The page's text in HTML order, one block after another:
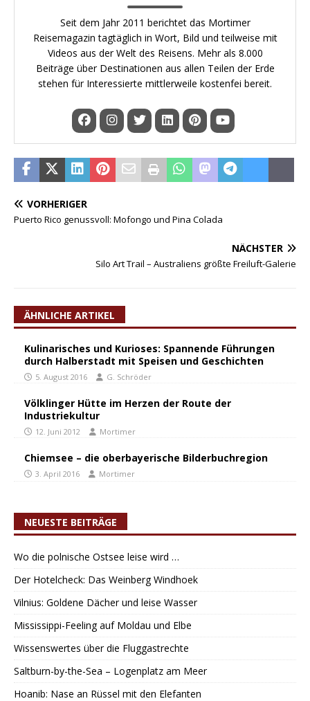
Seit dem Jahr 2011 berichtet das Mortimer
Reisemagazin tagtäglich in Wort, Bild und teilweise mit
Videos aus der Welt des Reisens. Mehr als 8.000
Beiträge über Destinationen aus allen Teilen der Erde
stehen für Interessierte mittlerweile kostenfei bereit.
VORHERIGER
Puerto Rico genussvoll: Mofongo und Pina Colada
NÄCHSTER
Silo Art Trail – Australiens größte Freiluft-Galerie
ÄHNLICHE ARTIKEL
Kulinarisches und Kurioses: Spannende Führungen
durch Halberstadt mit Speisen und Geschichten
5. August 2016 G. Schröder
Völklinger Hütte im Herzen der Route der
Industriekultur
12. Juni 2012 Mortimer
Chiemsee – die oberbayerische Bilderbuchregion
3. April 2016 Mortimer
NEUESTE BEITRÄGE
Wo die polnische Ostsee leise wird …
Der Hotelcheck: Das Weinberg Windhoek
Vilnius: Goldene Dächer und leise Wasser
Mississippi-Feeling auf Moldau und Elbe
Wissenswertes über die Fluggastrechte
Saltburn-by-the-Sea – Logenplatz am Meer
Hoanib: Nase an Rüssel mit den Elefanten